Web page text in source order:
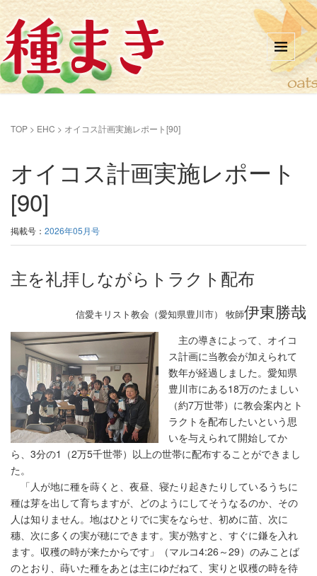
TOP > EHC > オイコス計画実施レポート[90]
オイコス計画実施レポート
[90]
掲載号： 2026年05月号
主を礼拝しながらトラクト配布
信愛キリスト教会（愛知県豊川市） 牧師伊東勝哉
主の導きによって、オイコ
ス計画に当教会が加えられて
数年が経過しました。愛知県
豊川市にある18万のたましい
（約7万世帯）に教会案内とト
ラクトを配布したいという思
いを与えられて開始してか
ら、3分の1（2万5千世帯）以上の世帯に配布することができまし
た。
「人が地に種を蒔くと、夜昼、寝たり起きたりしているうちに
種は芽を出して育ちますが、どのようにしてそうなるのか、その
人は知りません。地はひとりでに実をならせ、初めに苗、次に
穗、次に多くの実が穂にできます。実が熟すと、すぐに鎌を入れ
ます。収穫の時が来たからです」（マルコ4:26～29）のみことば
のとおり、蒔いた種をあとは主にゆだねて、実りと収穫の時を待